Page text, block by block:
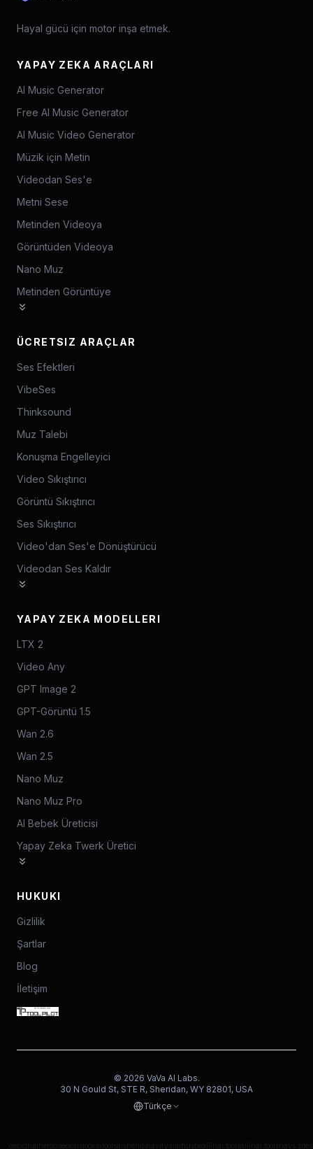
Hayal gücü için motor inşa etmek.
YAPAY ZEKA ARAÇLARI
AI Music Generator
Free AI Music Generator
AI Music Video Generator
Müzik için Metin
Videodan Ses'e
Metni Sese
Metinden Videoya
Görüntüden Videoya
Nano Muz
Metinden Görüntüye
ÜCRETSIZ ARAÇLAR
Ses Efektleri
VibeSes
Thinksound
Muz Talebi
Konuşma Engelleyici
Video Sıkıştırıcı
Görüntü Sıkıştırıcı
Ses Sıkıştırıcı
Video'dan Ses'e Dönüştürücü
Videodan Ses Kaldır
YAPAY ZEKA MODELLERI
LTX 2
Video Any
GPT Image 2
GPT-Görüntü 1.5
Wan 2.6
Wan 2.5
Nano Muz
Nano Muz Pro
AI Bebek Üreticisi
Yapay Zeka Twerk Üretici
HUKUKI
Gizlilik
Şartlar
Blog
İletişim
© 2026 VaVa AI Labs.
30 N Gould St, STE R, Sheridan, WY 82801, USA
Türkçe
gebidh aiheron seekais lookaitools aishenqinavifyaiaihustleallinai.tools allinai.tools navs.site